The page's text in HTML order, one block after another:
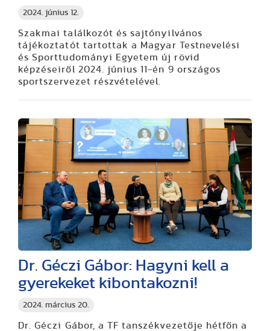
2024. június 12.
Szakmai találkozót és sajtónyilvános
tájékoztatót tartottak a Magyar Testnevelési
és Sporttudományi Egyetem új rövid
képzéseiről 2024. június 11-én 9 országos
sportszervezet részvételével.
2024. március 20.
Dr. Géczi Gábor: Hagyni kell a
gyerekeket kibontakozni!
Dr. Géczi Gábor, a TF tanszékvezetője hétfőn a